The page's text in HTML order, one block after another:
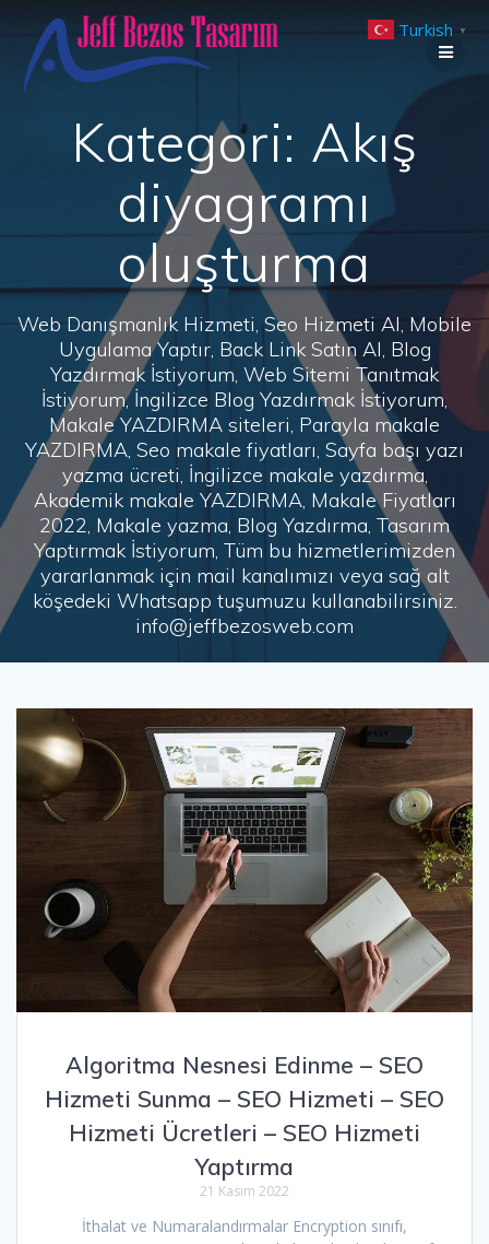
to
Kategori: Akış
diyagramı
oluşturma
Web Danışmanlık Hizmeti, Seo Hizmeti Al, Mobile
Uygulama Yaptır, Back Link Satın Al, Blog
Yazdırmak İstiyorum, Web Sitemi Tanıtmak
İstiyorum, İngilizce Blog Yazdırmak İstiyorum,
Makale YAZDIRMA siteleri, Parayla makale
YAZDIRMA, Seo makale fiyatları, Sayfa başı yazı
yazma ücreti, İngilizce makale yazdırma,
Akademik makale YAZDIRMA, Makale Fiyatları
2022, Makale yazma, Blog Yazdırma, Tasarım
Yaptırmak İstiyorum, Tüm bu hizmetlerimizden
yararlanmak için mail kanalımızı veya sağ alt
köşedeki Whatsapp tuşumuzu kullanabilirsiniz.
info@jeffbezosweb.com
Algoritma Nesnesi Edinme – SEO
Hizmeti Sunma – SEO Hizmeti – SEO
Hizmeti Ücretleri – SEO Hizmeti
Yaptırma
21 Kasım 2022
İthalat ve Numaralandırmalar Encryption sınıfı,
Turkish ▼